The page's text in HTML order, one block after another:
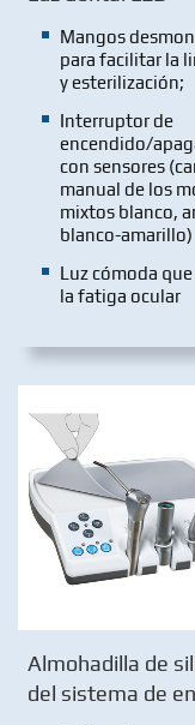
Mangos
para facilitar la
y esterilización;
Interruptor de
encendido/
con sensores
manual de los
mixtos blanco,
blanco-amarillo)
Luz cómoda
la fatiga ocular
Almohadilla de
del sistema de